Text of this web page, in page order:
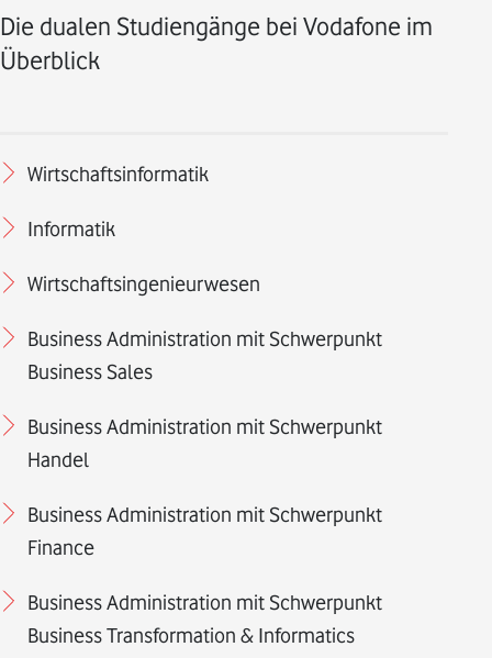
Die dualen Studiengänge bei Vodafone im
Überblick
Wirtschaftsinformatik
Informatik
Wirtschaftsingenieurwesen
Business Administration mit Schwerpunkt
Business Sales
Business Administration mit Schwerpunkt
Handel
Business Administration mit Schwerpunkt
Finance
Business Administration mit Schwerpunkt
Business Transformation & Informatics